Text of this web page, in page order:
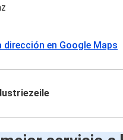
dirección en Google Maps